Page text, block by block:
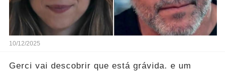
10/12/2025
Gerci vai descobrir que está grávida. e um